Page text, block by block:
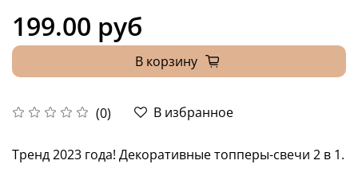
(0) В избранное
199.00 руб
В корзину
Тренд 2023 года! Декоративные топперы-свечи 2 в 1.